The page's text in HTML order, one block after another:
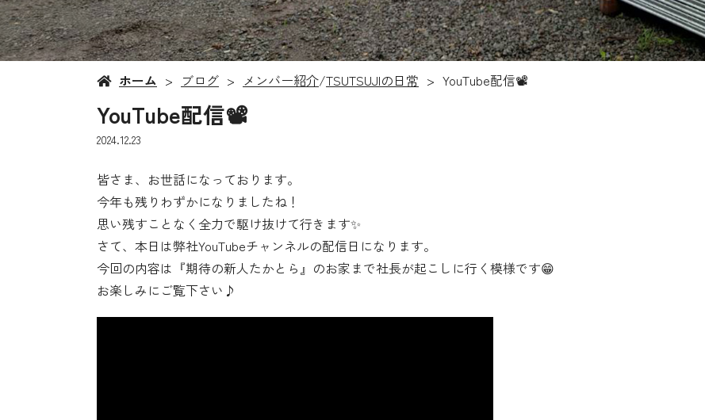
ホーム ブログ メンバー紹介/TSUTSUJIの日常 YouTube配信📽️
YouTube配信📽️
2024.12.23
皆さま、お世話になっております。
今年も残りわずかになりましたね！
思い残すことなく全力で駆け抜けて行きます✨
さて、本日は弊社YouTubeチャンネルの配信日になります。
今回の内容は『期待の新人たかとら』のお家まで社長が起こしに行く模様です😁
お楽しみにご覧下さい♪